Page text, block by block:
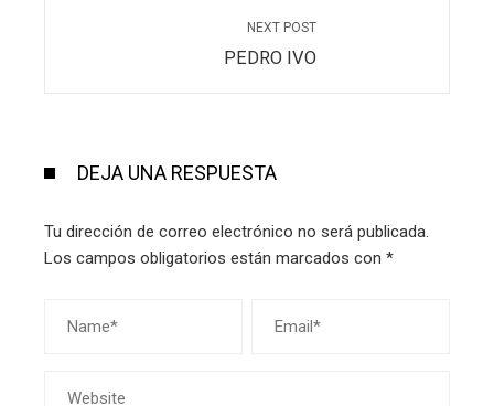
NEXT POST
PEDRO IVO
DEJA UNA RESPUESTA
Tu dirección de correo electrónico no será publicada.
Los campos obligatorios están marcados con *